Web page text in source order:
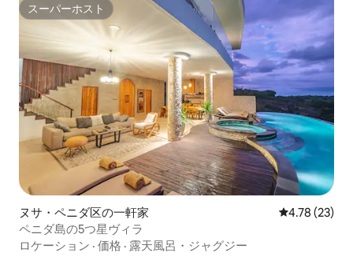
スーパーホスト
スーパーホスト
ヌサ・ペニダ区の一軒家 レビュー23
4.78 (23)
ペニダ島の5つ星ヴィラ
ロケーション · 価格 · 露天風呂・ジャグジー